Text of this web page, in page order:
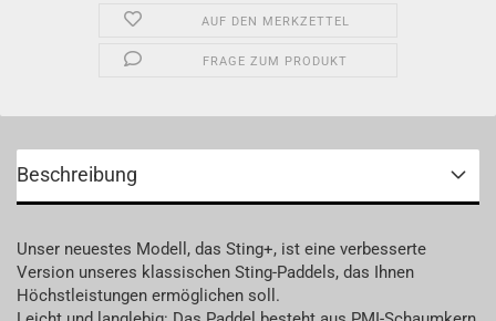
AUF DEN MERKZETTEL
FRAGE ZUM PRODUKT
Beschreibung
Unser neuestes Modell, das Sting+, ist eine verbesserte
Version unseres klassischen Sting-Paddels, das Ihnen
Höchstleistungen ermöglichen soll.